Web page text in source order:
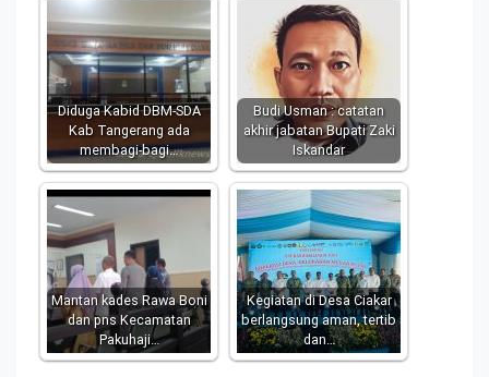
Diduga Kabid DBM-SDA
Kab Tangerang ada
membagi-bagi…
Budi Usman : catatan
akhir jabatan Bupati Zaki
Iskandar
Mantan kades Rawa Boni
dan pns Kecamatan
Pakuhaji…
Kegiatan di Desa Ciakar
berlangsung aman, tertib
dan…